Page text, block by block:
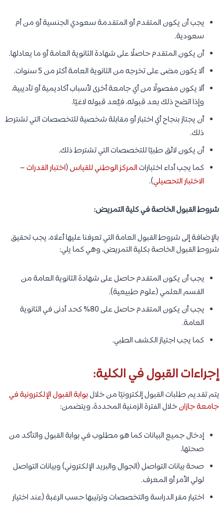
يجب أن يكون المتقدم أو المتقدمة سعودي الجنسية أو من أم
سعودية.
أن يكون المتقدم حاصلًا على شهادة الثانوية العامة أو ما يعادلها.
ألا يكون مضى على تخرجه من الثانوية العامة أكثر من 5 سنوات.
ألا يكون مفصولًا من أي جامعة أخرى لأسباب أكاديمية أو تأديبية،
وإذا اتضح ذلك بعد قبوله، فيُعد قبوله لاغيًا.
أن يجتاز بنجاح أي اختبار أو مقابلة شخصية للتخصصات التي تشترط
ذلك.
أن يكون لائق طبيًا للتخصصات التي تشترط ذلك.
كما يجب أداء اختباراتالمركز الوطني للقياس(اختبار القدرات–
الاختبار التحصيلي).
شروط القبول الخاصة في كلية التمريض:
بالإضافة إلى شروط القبول العامة التي تعرفنا عليها أعلاه، يجب تحقيق
شروط القبول الخاصة بكلية التمريض، وهي كما يلي:
يجب أن يكون المتقدم حاصل على شهادة الثانوية العامة من
القسم العلمي (علوم طبيعية).
يجب أن يكون المتقدم حاصل على 80% كحد أدنى في الثانوية
العامة.
كما يجب اجتياز الكشف الطبي.
إجراءات القبول في الكلية:
يتم تقديم طلبات القبول إلكترونيًا من خلالبوابة القبول الإلكترونية في
جامعة جازانخلال الفترة الزمنية المحددة، ويتضمن:
إدخال جميع البيانات كما هو مطلوب في بوابة القبول والتأكد من
صحتها.
صحة بيانات التواصل (الجوال والبريد الإلكتروني) وبيانات التواصل
لولي الأمر أو المعرف.
اختيار مقر الدراسة والتخصصات وترتيبها حسب الرغبة (عند اختيار